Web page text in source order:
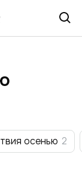
осенью 2